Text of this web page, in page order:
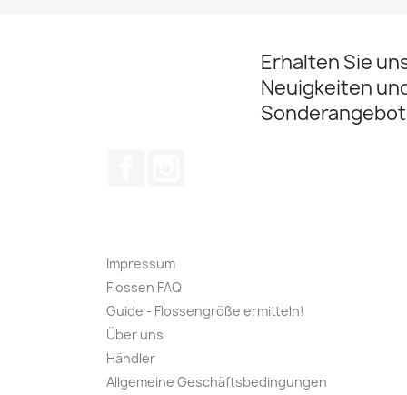
Erhalten Sie
Neuigkeiten
Impressum
Flossen FAQ
Guide - Flossengröße ermitteln!
Über uns
Händler
Allgemeine Geschäftsbedingungen